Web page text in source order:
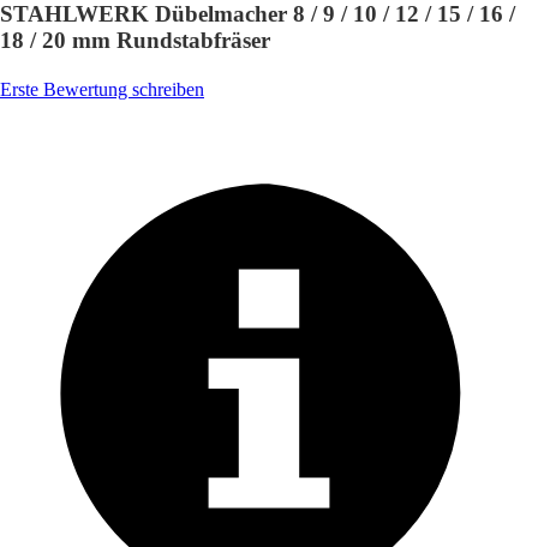
STAHLWERK Dübelmacher 8 / 9 / 10 / 12 / 15 / 16 /
18 / 20 mm Rundstabfräser
Erste Bewertung schreiben